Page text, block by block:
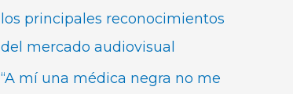
los principales reconocimientos
del mercado audiovisual
“A mí una médica negra no me